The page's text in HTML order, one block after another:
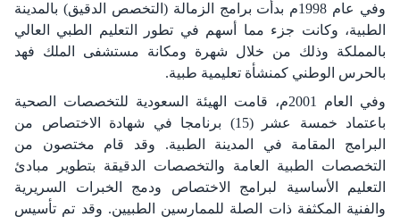
وفي عام 1998م بدأت برامج الزمالة (التخصص الدقيق) بالمدينة
الطبية، وكانت جزء مما أسهم في تطور التعليم الطبي العالي
بالمملكة وذلك من خلال شهرة ومكانة مستشفى الملك فهد
بالحرس الوطني كمنشأة تعليمية طبية.
وفي العام 2001م، قامت الهيئة السعودية للتخصصات الصحية
باعتماد خمسة عشر (15) برنامجا في شهادة الاختصاص من
البرامج المقامة في المدينة الطبية. وقد قام مختصون من
التخصصات الطبية العامة والتخصصات الدقيقة بتطوير مبادئ
التعليم الأساسية لبرامج الاختصاص ودمج الخبرات السريرية
والفنية المكثفة ذات الصلة للممارسين الطبيين. وقد تم تأسيس